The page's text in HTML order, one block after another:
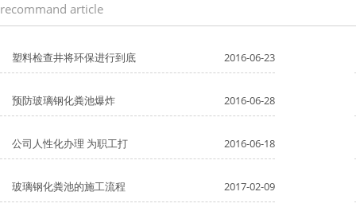
recommand article
塑料检查井将环保进行到底 2016-06-23
预防玻璃钢化粪池爆炸 2016-06-28
公司人性化办理 为职工打 2016-06-18
玻璃钢化粪池的施工流程 2017-02-09